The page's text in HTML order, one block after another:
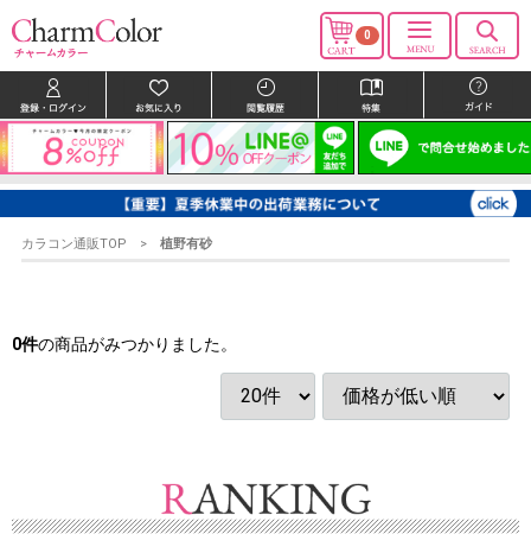
0
カラコン通販TOP 植野有砂
0件の商品がみつかりました。